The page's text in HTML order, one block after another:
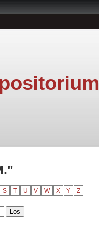
S T U V W X Y Z